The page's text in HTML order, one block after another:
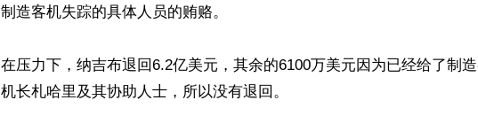
制造客机失踪的具体人员的贿赂。
在压力下，纳吉布退回6.2亿美元，其余的6100万美元因为已经给了制
机长札哈里及其协助人士，所以没有退回。